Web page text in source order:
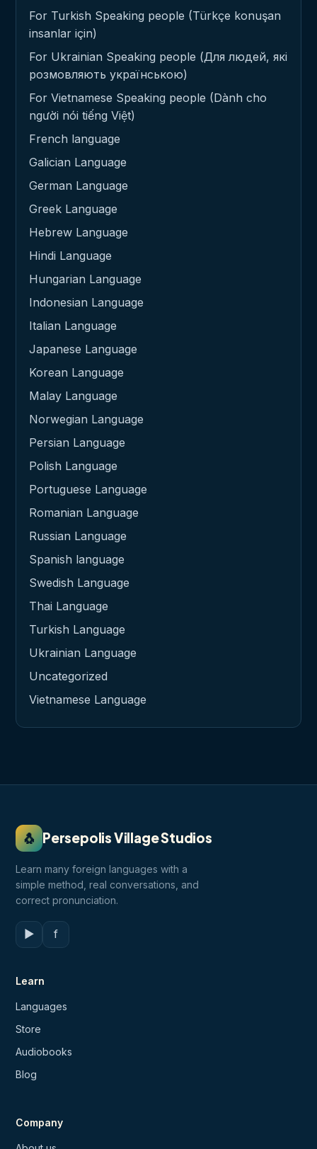
For Turkish Speaking people (Türkçe konuşan
insanlar için)
For Ukrainian Speaking people (Для людей, які
розмовляють українською)
For Vietnamese Speaking people (Dành cho
người nói tiếng Việt)
French language
Galician Language
German Language
Greek Language
Hebrew Language
Hindi Language
Hungarian Language
Indonesian Language
Italian Language
Japanese Language
Korean Language
Malay Language
Norwegian Language
Persian Language
Polish Language
Portuguese Language
Romanian Language
Russian Language
Spanish language
Swedish Language
Thai Language
Turkish Language
Ukrainian Language
Uncategorized
Vietnamese Language
🐧 Persepolis Village Studios
Learn many foreign languages with a
simple method, real conversations, and
correct pronunciation.
▶ f
Learn
Languages
Store
Audiobooks
Blog
Company